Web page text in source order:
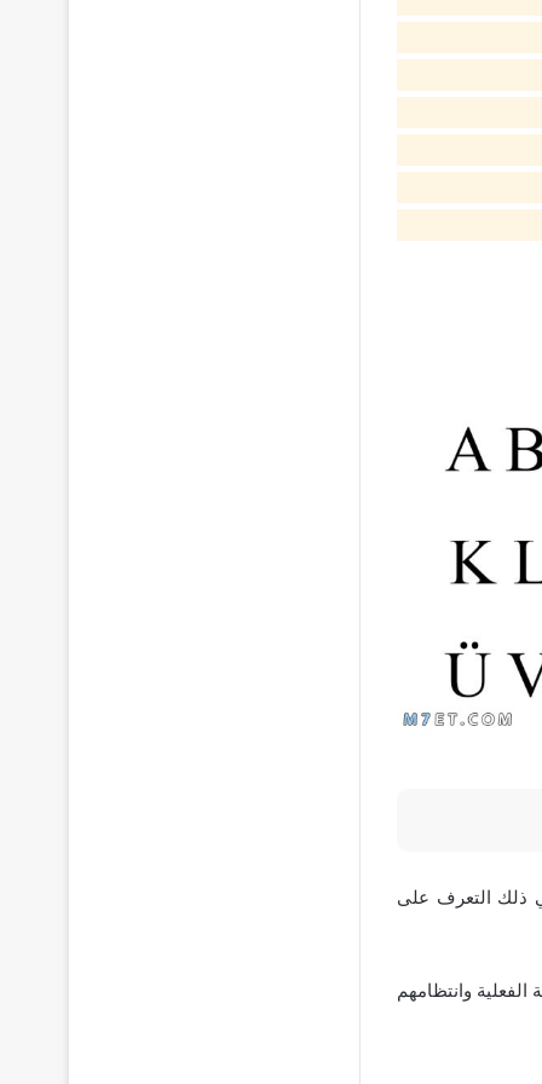
ذلك التعرف على
وانتظامهم